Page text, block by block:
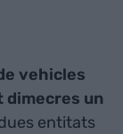
vehicles
dimecres un
entitats